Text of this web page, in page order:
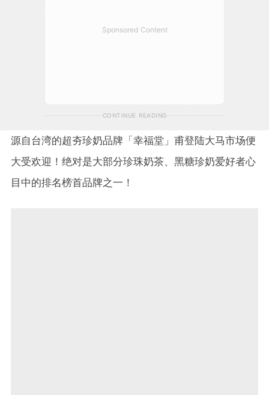
Sponsored Content
CONTINUE READING
源自台湾的超夯珍奶品牌「幸福堂」甫登陆大马市场便
大受欢迎！绝对是大部分珍珠奶茶、黑糖珍奶爱好者心
目中的排名榜首品牌之一！